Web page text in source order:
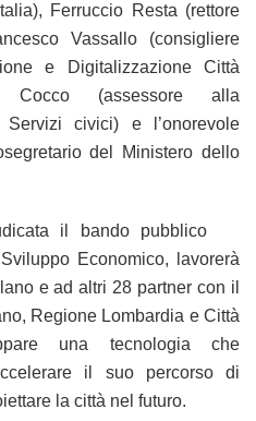
Ferruccio Resta (rettore
Vassallo (consigliere
e Digitalizzazione Città
Cocco (assessore alla
civici) e l’onorevole
del Ministero dello
il bando pubblico
Economico, lavorerà
e ad altri 28 partner con il
Regione Lombardia e Città
una tecnologia che
il suo percorso di
la città nel futuro.